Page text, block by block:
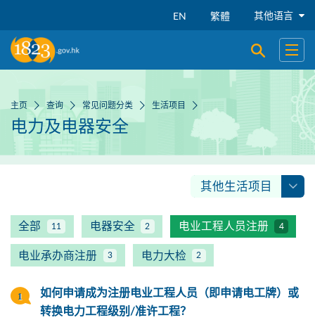
EN 繁體 其他语言
开启搜寻
开启
主页 查询 常见问题分类 生活项目
电力及电器安全
其他生活项目
全部 11 电器安全 2 电业工程人员注册 4
电业承办商注册 3 电力大检 2
如何申请成为注册电业工程人员（即申请电工牌）或
转换电力工程级别/准许工程？